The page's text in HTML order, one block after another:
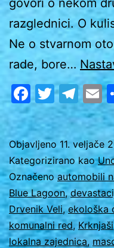
razglednici. O
Ne o stvarnom
rade, bore…
Objavljeno 11. veljače
Kategorizirano kao
Označeno automobili
Blue Lagoon,
Drvenik Veli,ekološka
komunalni red, Krknjaši
lokalna zajednica,